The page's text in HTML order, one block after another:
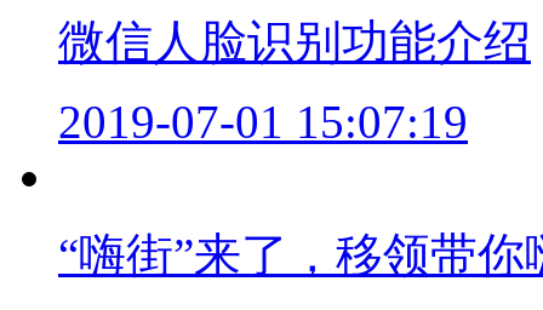
微信人脸识别功能介绍
2019-07-01 15:07:19
“嗨街”来了，移领带你